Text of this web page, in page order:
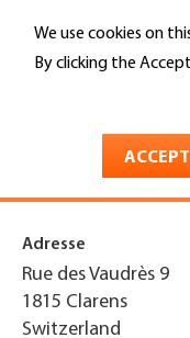
We use cookies on
By clicking the
ACCEPT
main
Althaus
Adresse
Rue des Vaudrès 9
1815 Clarens
Switzerland